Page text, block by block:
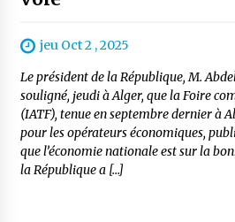
jeu Oct 2 , 2025
Le président de la République, M.
souligné, jeudi à Alger, que la Foire
(IATF), tenue en septembre dernier à
pour les opérateurs économiques,
que l’économie nationale est sur la
la République a […]